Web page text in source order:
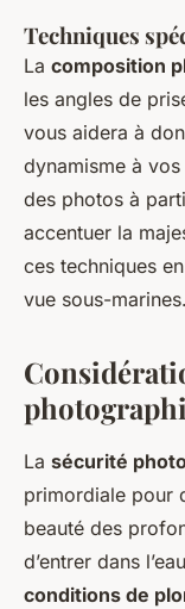
Techniques
La composition
les angles de
vous aidera à
dynamisme à
des photos à
accentuer la
ces techniques
vue sous-marines.
La sécurité
primordiale pour
beauté des
d’entrer dans
conditions de